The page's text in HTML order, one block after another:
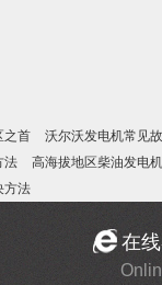
之首
沃尔沃发电机常见
法
高海拔地区柴油发电
方法
在